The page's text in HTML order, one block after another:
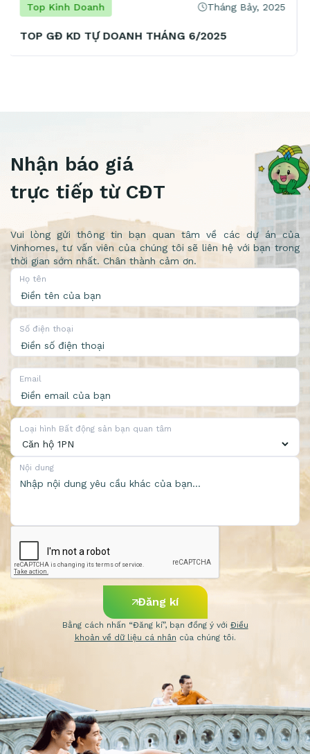
Top Kinh Doanh Tháng Bảy, 2025
TOP TPKD TỰ DOANH THÁNG 6/2025
Nhận báo giá
trực tiếp từ CĐT
Vui lòng gửi thông tin bạn quan tâm về các dự án của
Vinhomes, tư vấn viên của chúng tôi sẽ liên hệ với bạn trong
thời gian sớm nhất. Chân thành cảm ơn.
Họ tên
Số điện thoại
Email
Loại hình Bất động sản bạn quan tâm
Nội dung
Bằng cách nhấn “Đăng kí”, bạn đồng ý với Điều
khoản về dữ liệu cá nhân của chúng tôi.
Đăng kí